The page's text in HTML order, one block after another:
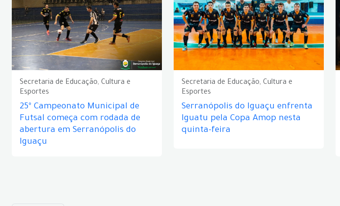
Secretaria de Educação, Cultura e
Esportes
25º Campeonato Municipal de
Futsal começa com rodada de
abertura em Serranópolis do
Iguaçu
Secretaria de Educação, Cultura e
Esportes
Serranópolis do Iguaçu enfrenta
Iguatu pela Copa Amop nesta
quinta-feira